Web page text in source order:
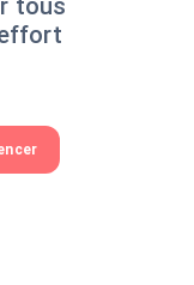
tous